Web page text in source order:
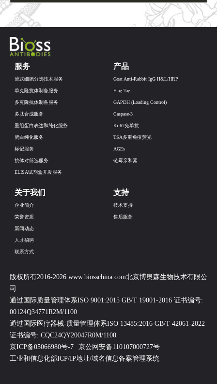
产品
Goat Anti-Rabbit IgG H&L/HRP
Flag Tag
GAPDH (Loading Control)
Caspase-3
Ki-67兔单抗
TSA多重免疫荧光
AGEs
链霉亲和素
服务
流式细胞分选技术服务
单克隆抗体制备服务
多克隆抗体制备服务
多肽合成服务
重组蛋白表达和纯化服务
蛋白纯化服务
标记服务
抗体对筛选服务
ELISA试剂盒开发服务
支持
技术支持
售后服务
关于我们
企业简介
荣誉资质
新闻动态
人才招聘
联系方式
版权所有2016-2026 www.biosschina.com北京博奥森生物技术有限公
司
通过国际质量管理体系ISO 9001:2015 GB/T 19001-2016 证书编号:
00124Q34771R2M/1100
通过国际医疗器械-质量管理体系ISO 13485:2016 GB/T 42061-2022
证书编号: CQC24QY20047R0M/1100
京ICP备05066980号-7
京公网安备110107000727号
工业和信息化部ICP/IP地址/域名信息备案管理系统